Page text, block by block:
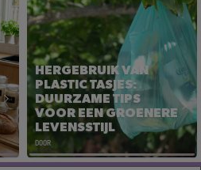
HERGEBRUIK VAN
PLASTIC TASJES:
DUURZAME TIPS
VOOR EEN GROENERE
LEVENSSTIJL
DOOR